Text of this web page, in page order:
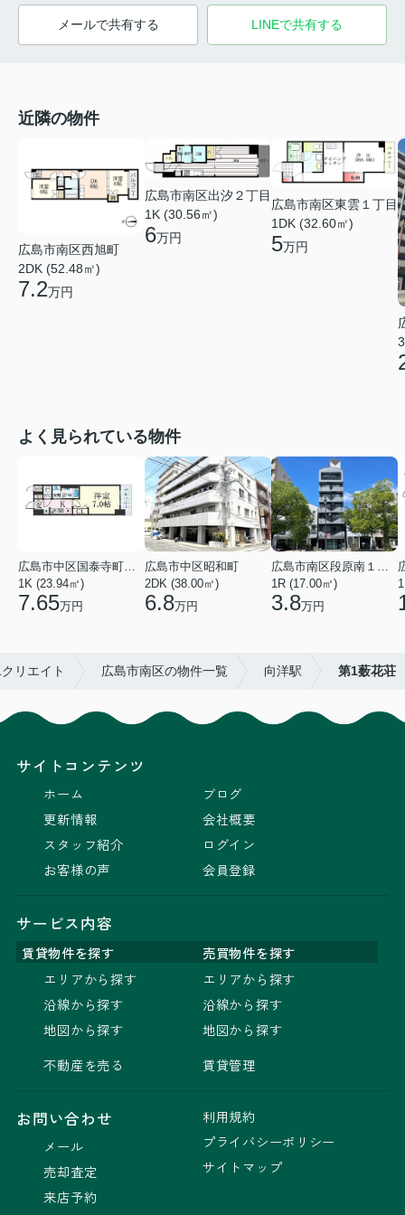
メールで共有する LINEで共有する
近隣の物件
広島市南区西旭町
2DK (52.48㎡)
7.2万円
広島市南区出汐２丁目
1K (30.56㎡)
6万円
広島市南区東雲１丁目
1DK (32.60㎡)
5万円
よく見られている物件
広島市中区国泰寺町２丁目
1K (23.94㎡)
7.65万円
広島市中区昭和町
2DK (38.00㎡)
6.8万円
広島市南区段原南１丁目
1R (17.00㎡)
3.8万円
リエイト 広島市南区の物件一覧 向洋駅 第1薮花荘
サイトコンテンツ
ホーム
更新情報
スタッフ紹介
お客様の声
ブログ
会社概要
ログイン
会員登録
サービス内容
賃貸物件を探す
売買物件を探す
エリアから探す
沿線から探す
地図から探す
不動産を売る
エリアから探す
沿線から探す
地図から探す
賃貸管理
お問い合わせ
メール
売却査定
来店予約
利用規約
プライバシーポリシー
サイトマップ